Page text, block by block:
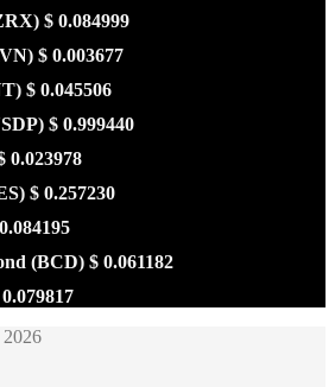
$ 0.084999
$ 0.003677
$ 0.045506
$ 0.999440
0.023978
$ 0.257230
(BCD) $ 0.061182
2026